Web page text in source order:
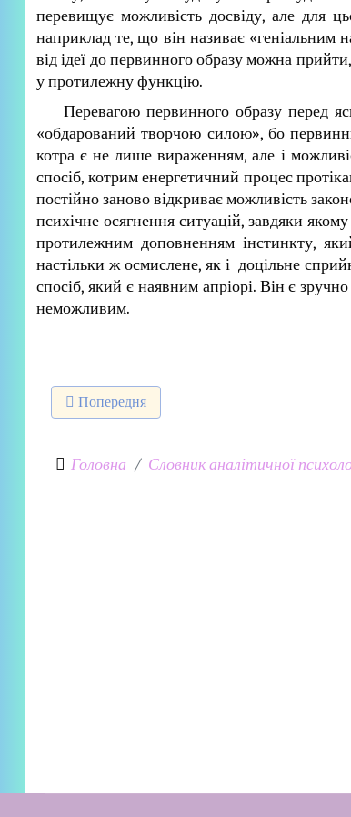
перевищує можливість досвіду, але для
наприклад те, що він називає «геніальним
від ідеї до первинного образу можна
у протилежну функцію.
Перевагою первинного образу перед
«обдарований творчою силою», бо
котра є не лише вираженням, але і
спосіб, котрим енергетичний процес
постійно заново відкриває можливість
психічне осягнення ситуацій, завдяки
протилежним доповненням інстинкту,
настільки ж осмислене, як і доцільне
спосіб, який є наявним апріорі. Він є
неможливим.
Попередня стаття: Об’єктивний рівень
Попередня
Головна Словник аналітичної